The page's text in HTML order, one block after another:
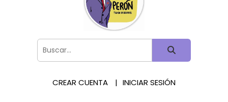
CREAR CUENTA INICIAR SESIÓN